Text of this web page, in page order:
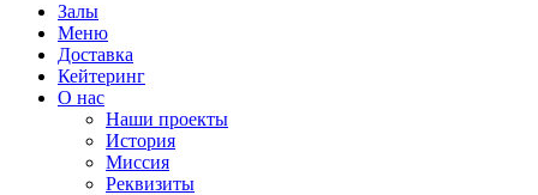
Залы
Меню
Доставка
Кейтеринг
О нас
Наши проекты
История
Миссия
Реквизиты